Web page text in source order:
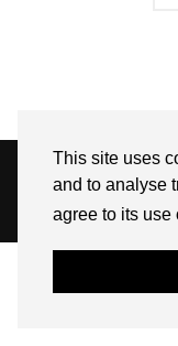
This site uses
and to analyse
agree to its use
© 2026
CONFIDENTIALITÉ